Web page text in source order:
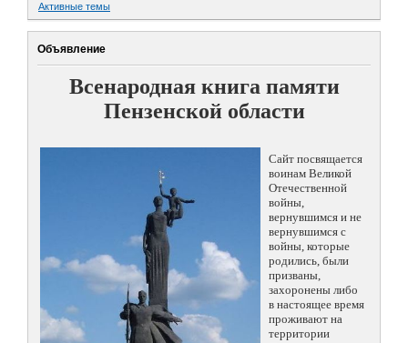
Активные темы
Объявление
Всенародная книга памяти
Пензенской области
Сайт посвящается
воинам Великой
Отечественной
войны,
вернувшимся и не
вернувшимся с
войны, которые
родились, были
призваны,
захоронены либо
в настоящее время
проживают на
территории